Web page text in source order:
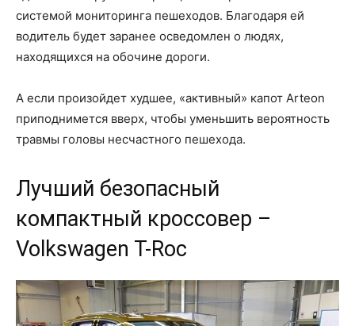
системой мониторинга пешеходов. Благодаря ей
водитель будет заранее осведомлен о людях,
находящихся на обочине дороги.
А если произойдет худшее, «активный» капот Arteon
приподнимется вверх, чтобы уменьшить вероятность
травмы головы несчастного пешехода.
Лучший безопасный
компактный кроссовер –
Volkswagen T-Roc